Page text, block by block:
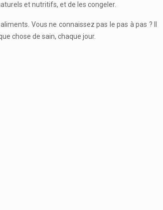
et nutritifs, et de les congeler.
Vous ne connaissez pas le pas à pas ? Il
chose de sain, chaque jour.